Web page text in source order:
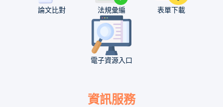
論文比對 法規彙編 表單下載
電子資源入口
資訊服務